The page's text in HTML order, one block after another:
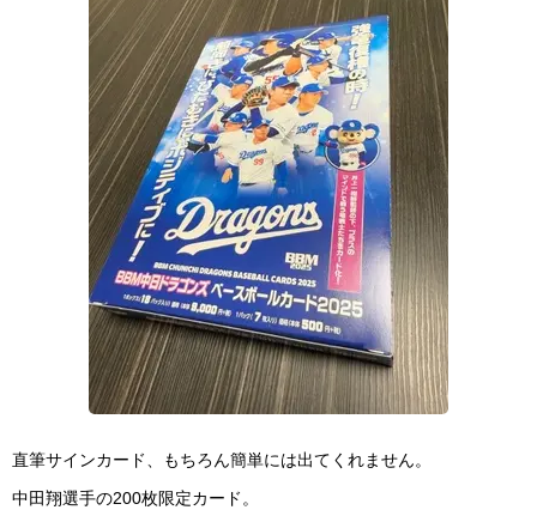
直筆サインカード、もちろん簡単には出てくれません。
中田翔選手の200枚限定カード。